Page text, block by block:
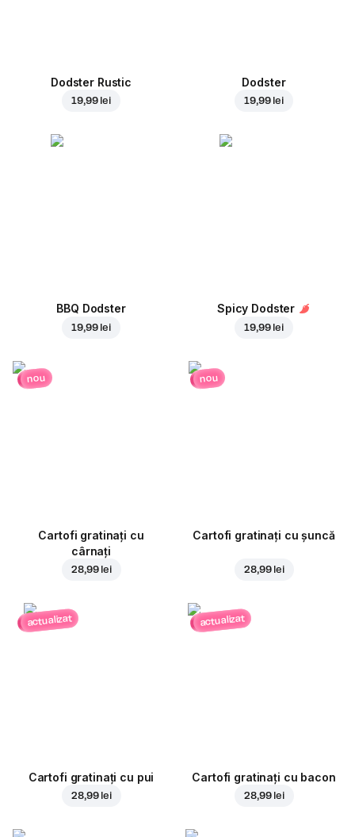
Dodster Rustic
19,99 lei
Dodster
19,99 lei
BBQ Dodster
19,99 lei
Spicy Dodster
19,99 lei
nou
Cartofi gratinați cu
cârnați
28,99 lei
nou
Cartofi gratinați cu șuncă
28,99 lei
actualizat
Cartofi gratinați cu pui
28,99 lei
actualizat
Cartofi gratinați cu bacon
28,99 lei